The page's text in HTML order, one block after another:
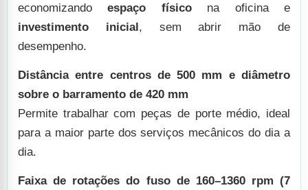
economizandoespaço físicona oficina e
investimento inicial , sem abrir mão de
desempenho.
Distância entre centros de 500 mm e diâmetro
sobre o barramento de 420 mm
Permite trabalhar com peças de porte médio, ideal
para a maior parte dos serviços mecânicos do dia a
dia.
Faixa de rotações do fuso de 160–1360 rpm (7